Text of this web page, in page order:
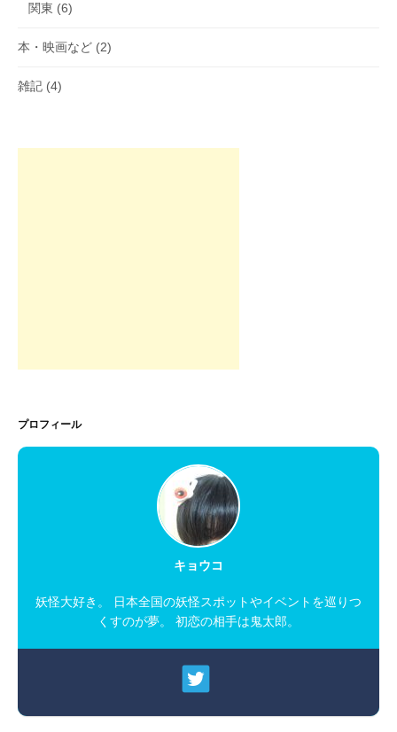
関東 (6)
本・映画など (2)
雑記 (4)
プロフィール
キョウコ
妖怪大好き。 日本全国の妖怪スポットやイベントを巡りつ
くすのが夢。 初恋の相手は鬼太郎。